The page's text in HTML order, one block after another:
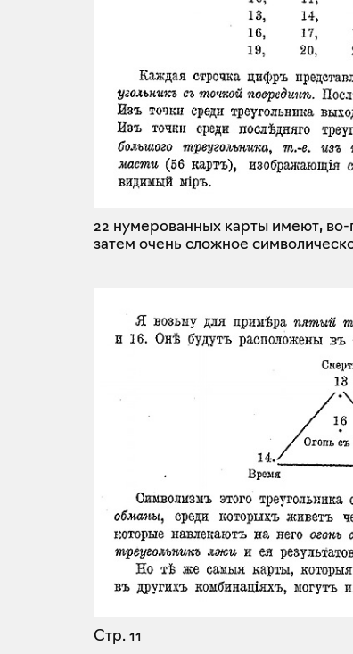
22 нумерованных карты имеют,
затем очень сложное
Стр. 11